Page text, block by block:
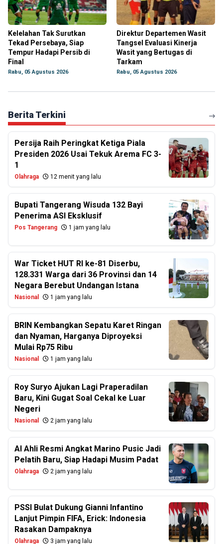
Kelelahan Tak Surutkan
Tekad Persebaya, Siap
Tempur Hadapi Persib di
Final
Rabu, 05 Agustus 2026
Direktur Departemen Wasit
Tangsel Evaluasi Kinerja
Wasit yang Bertugas di
Tarkam
Rabu, 05 Agustus 2026
Berita Terkini
Persija Raih Peringkat Ketiga Piala
Presiden 2026 Usai Tekuk Arema FC 3-
1
Olahraga 12 menit yang lalu
Bupati Tangerang Wisuda 132 Bayi
Penerima ASI Eksklusif
Pos Tangerang 1 jam yang lalu
War Ticket HUT RI ke-81 Diserbu,
128.331 Warga dari 36 Provinsi dan 14
Negara Berebut Undangan Istana
Nasional 1 jam yang lalu
BRIN Kembangkan Sepatu Karet Ringan
dan Nyaman, Harganya Diproyeksi
Mulai Rp75 Ribu
Nasional 1 jam yang lalu
Roy Suryo Ajukan Lagi Praperadilan
Baru, Kini Gugat Soal Cekal ke Luar
Negeri
Nasional 2 jam yang lalu
Al Ahli Resmi Angkat Marino Pusic Jadi
Pelatih Baru, Siap Hadapi Musim Padat
Olahraga 2 jam yang lalu
PSSI Bulat Dukung Gianni Infantino
Lanjut Pimpin FIFA, Erick: Indonesia
Rasakan Dampaknya
Olahraga 3 jam yang lalu